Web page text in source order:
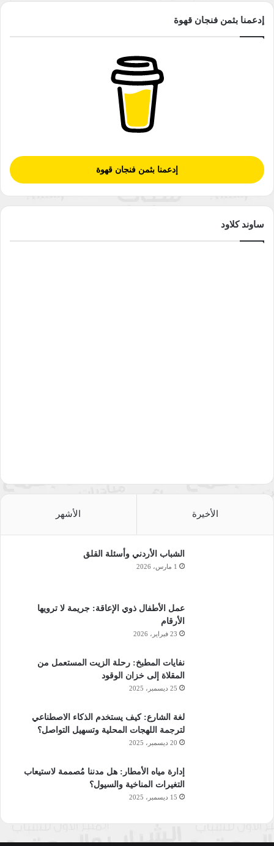
إدعمنا بثمن فنجان قهوة
إدعمنا بثمن فنجان قهوة
ساوند كلاود
الأخيرة الأشهر
الشباب الأردني وأسئلة القلق
1 مارس، 2026
عمل الأطفال ذوي الإعاقة: جريمة لا ترويها
الأرقام
23 فبراير، 2026
نفايات المطبخ: رحلة الزيت المستعمل من
المقلاة إلى خزان الوقود
25 ديسمبر، 2025
لغة الشارع: كيف يستخدم الذكاء الاصطناعي
لترجمة اللهجات المحلية وتسهيل التواصل؟
20 ديسمبر، 2025
إدارة مياه الأمطار: هل مدننا مُصممة لاستيعاب
التغيرات المناخية والسيول؟
15 ديسمبر، 2025